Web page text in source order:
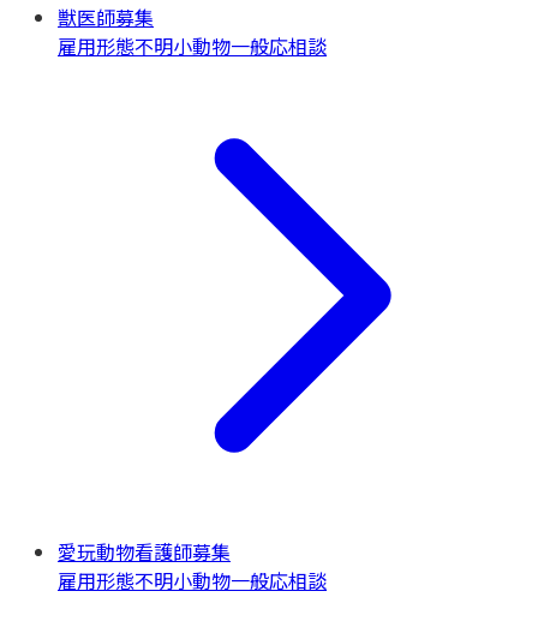
獣医師募集
雇用形態不明小動物一般応相談
愛玩動物看護師募集
雇用形態不明小動物一般応相談